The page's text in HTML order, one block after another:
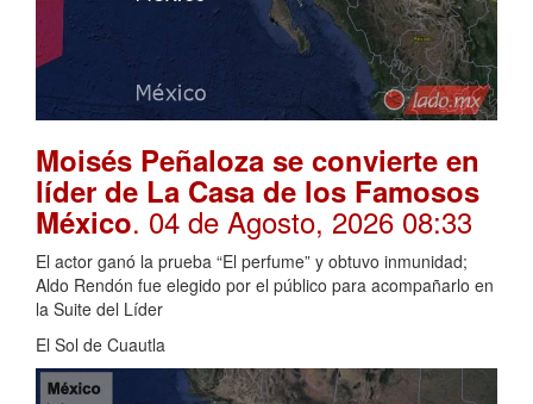
Moisés Peñaloza se convierte en
líder de La Casa de los Famosos
México. 04 de Agosto, 2026 08:33
El actor ganó la prueba “El perfume” y obtuvo inmunidad;
Aldo Rendón fue elegido por el público para acompañarlo en
la Suite del Líder
El Sol de Cuautla